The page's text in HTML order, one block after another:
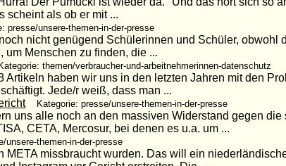
scheint als ob er mit ...
presse/unsere-themen-in-der-presse
nicht genügend Schülerinnen und Schüler, obwohl
Menschen zu finden, die ...
Kategorie: themen/verbraucher-und-arbeitnehmerinnen-datenschutz
Artikeln haben wir uns in den letzten Jahren mit den
Jede/r weiß, dass man ...
Kategorie: presse/unsere-themen-in-der-presse
uns alle noch an den massiven Widerstand gegen die
CETA, Mercosur, bei denen es u.a. um ...
unsere-themen-in-der-presse
META missbraucht wurden. Das will ein